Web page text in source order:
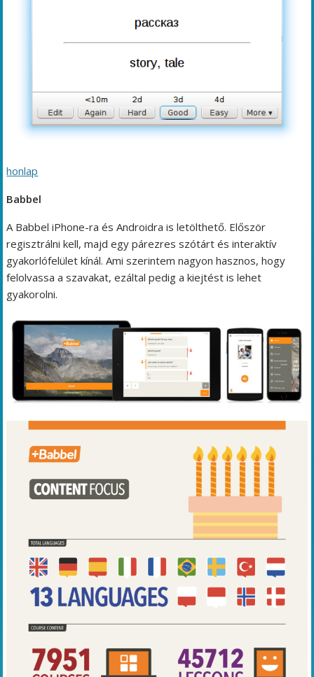
honlap
Babbel
A Babbel iPhone-ra és Androidra is letölthető. Először
regisztrálni kell, majd egy párezres szótárt és interaktív
gyakorlófelület kínál. Ami szerintem nagyon hasznos, hogy
felolvassa a szavakat, ezáltal pedig a kiejtést is lehet
gyakorolni.